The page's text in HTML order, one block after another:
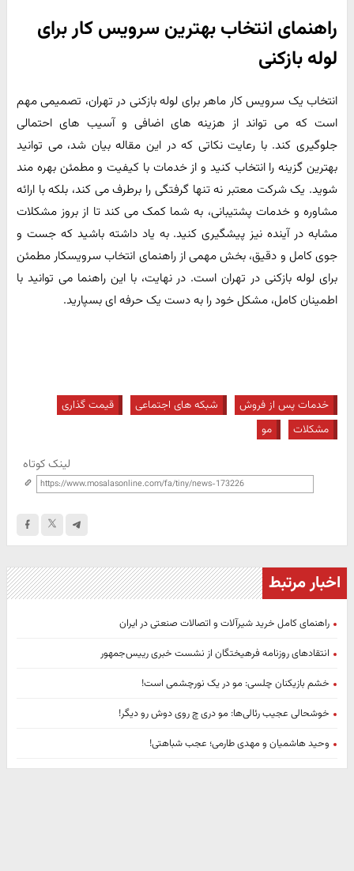
راهنمای انتخاب بهترین سرویس کار برای
لوله بازکنی
انتخاب یک سرویس کار ماهر برای لوله بازکنی در تهران، تصمیمی مهم
است که می تواند از هزینه های اضافی و آسیب های احتمالی
جلوگیری کند. با رعایت نکاتی که در این مقاله بیان شد، می توانید
بهترین گزینه را انتخاب کنید و از خدمات با کیفیت و مطمئن بهره مند
شوید. یک شرکت معتبر نه تنها گرفتگی را برطرف می کند، بلکه با ارائه
مشاوره و خدمات پشتیبانی، به شما کمک می کند تا از بروز مشکلات
مشابه در آینده نیز پیشگیری کنید. به یاد داشته باشید که جست و
جوی کامل و دقیق، بخش مهمی از راهنمای انتخاب سرویسکار مطمئن
برای لوله بازکنی در تهران است. در نهایت، با این راهنما می توانید با
اطمینان کامل، مشکل خود را به دست یک حرفه ای بسپارید.
خدمات پس از فروش شبکه های اجتماعی
قیمت گذاری
مشکلات
مو
لینک کوتاه
اخبار مرتبط
راهنمای کامل خرید شیرآلات و اتصالات صنعتی در ایران
انتقادهای روزنامه فرهیختگان از نشست خبری رییس‌جمهور
خشم بازیکنان چلسی: مو در یک نورچشمی است!
خوشحالی عجیب رئالی‌ها: مو دری چ روی دوش رو دیگر!
وحید هاشمیان و مهدی طارمی؛ عجب شباهتی!